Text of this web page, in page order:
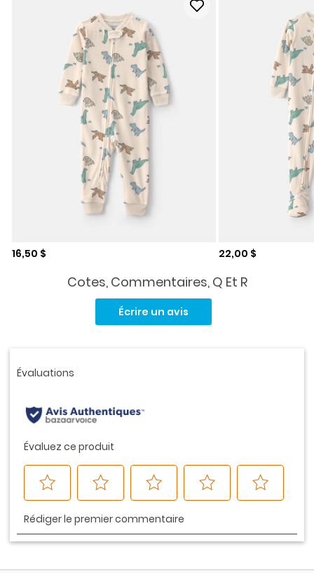
Prix de solde
16,50 $ Prix de solde
22,00 $
Cotes, Commentaires, Q Et R
la
Écrire un avis